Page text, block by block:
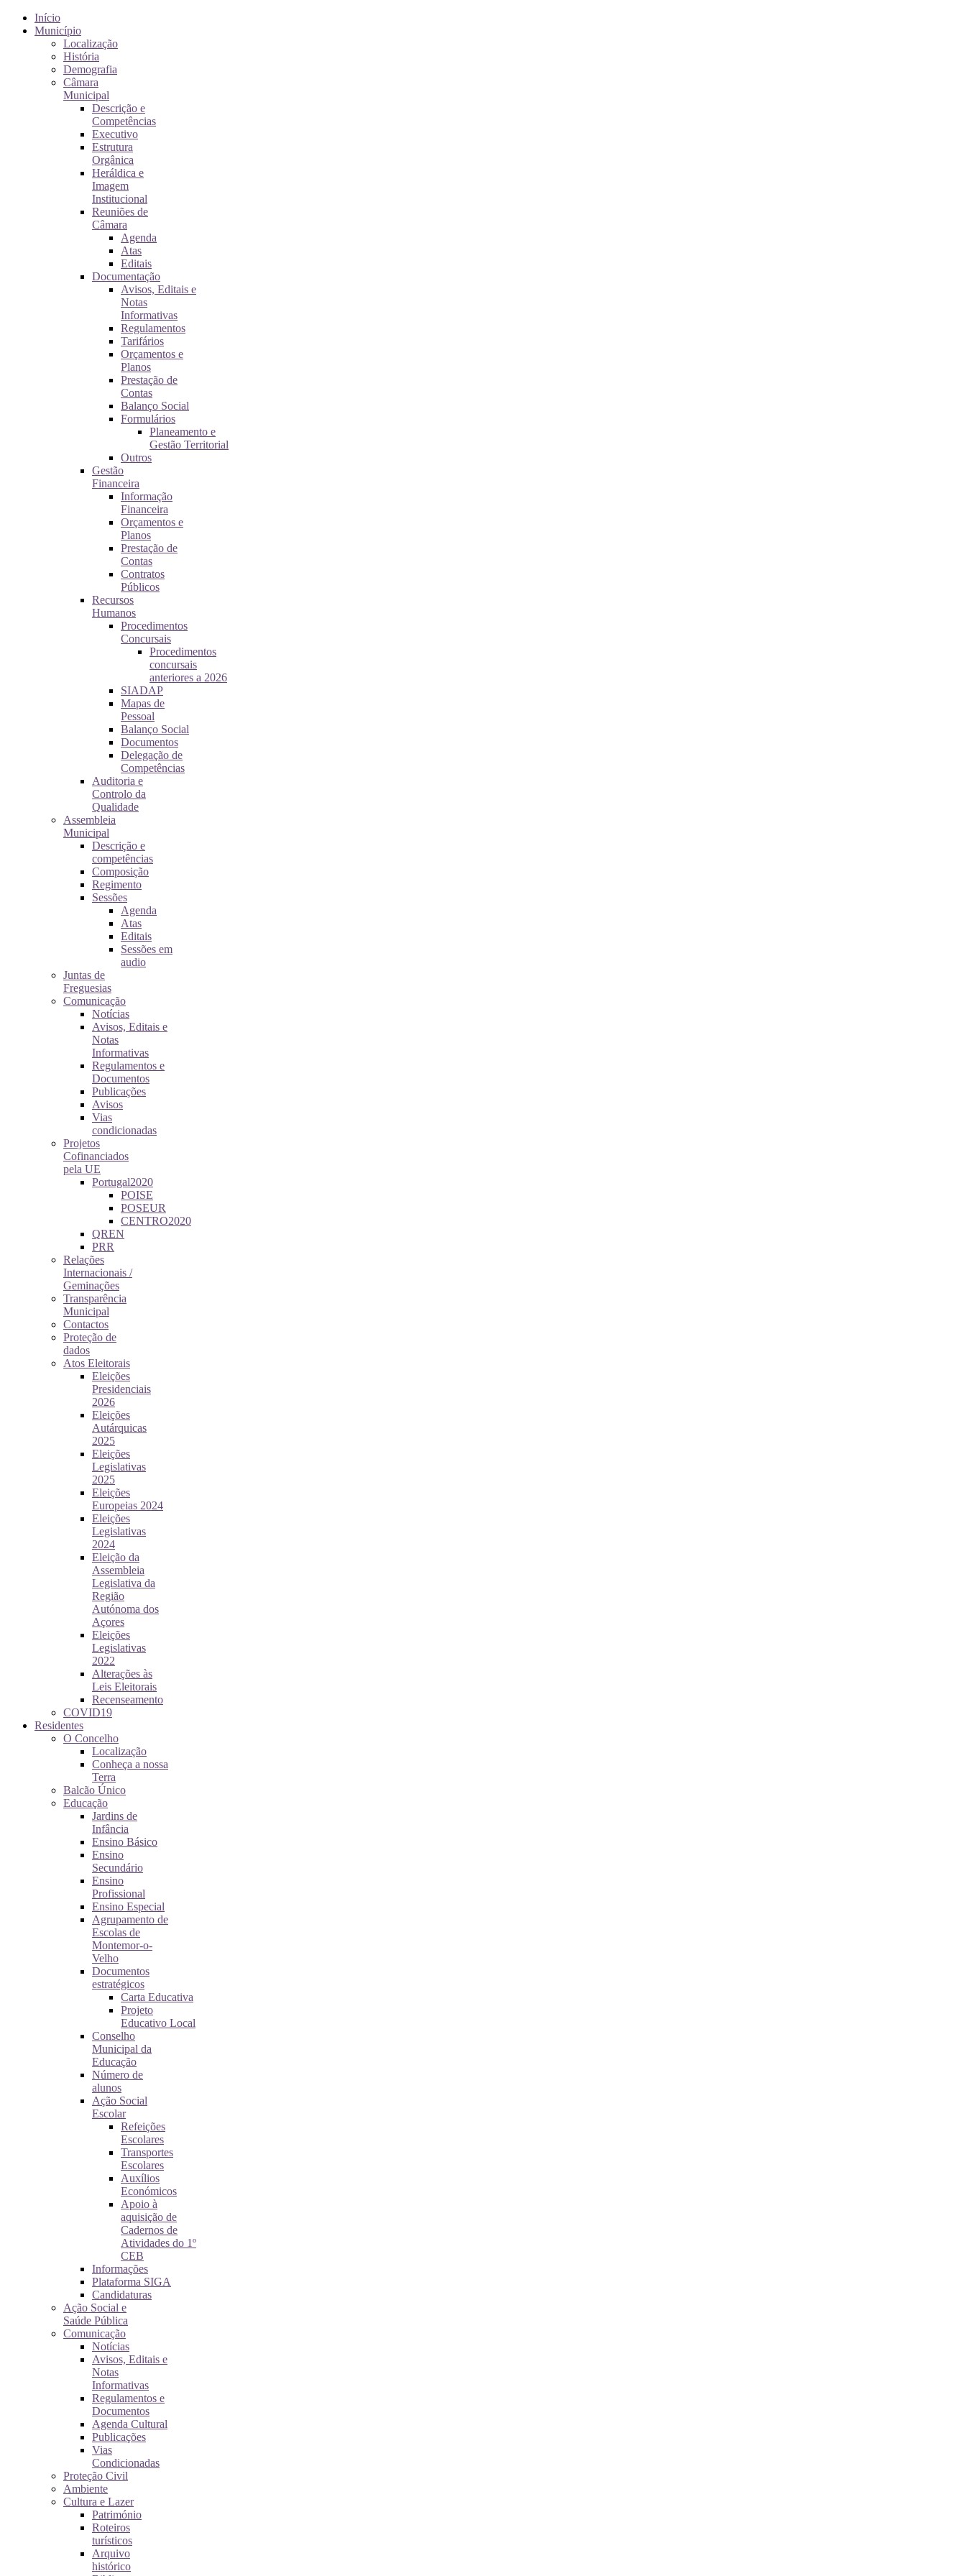
Início
Município
Localização
História
Demografia
Câmara
Municipal
Descrição e
Competências
Executivo
Estrutura
Orgânica
Heráldica e
Imagem
Institucional
Reuniões de
Câmara
Agenda
Atas
Editais
Documentação
Avisos, Editais e
Notas
Informativas
Regulamentos
Tarifários
Orçamentos e
Planos
Prestação de
Contas
Balanço Social
Formulários
Planeamento e
Gestão Territorial
Outros
Gestão
Financeira
Informação
Financeira
Orçamentos e
Planos
Prestação de
Contas
Contratos
Públicos
Recursos
Humanos
Procedimentos
Concursais
Procedimentos
concursais
anteriores a 2026
SIADAP
Mapas de
Pessoal
Balanço Social
Documentos
Delegação de
Competências
Auditoria e
Controlo da
Qualidade
Assembleia
Municipal
Descrição e
competências
Composição
Regimento
Sessões
Agenda
Atas
Editais
Sessões em
audio
Juntas de
Freguesias
Comunicação
Notícias
Avisos, Editais e
Notas
Informativas
Regulamentos e
Documentos
Publicações
Avisos
Vias
condicionadas
Projetos
Cofinanciados
pela UE
Portugal2020
POISE
POSEUR
CENTRO2020
QREN
PRR
Relações
Internacionais /
Geminações
Transparência
Municipal
Contactos
Proteção de
dados
Atos Eleitorais
Eleições
Presidenciais
2026
Eleições
Autárquicas
2025
Eleições
Legislativas
2025
Eleições
Europeias 2024
Eleições
Legislativas
2024
Eleição da
Assembleia
Legislativa da
Região
Autónoma dos
Açores
Eleições
Legislativas
2022
Alterações às
Leis Eleitorais
Recenseamento
COVID19
Residentes
O Concelho
Localização
Conheça a nossa
Terra
Balcão Único
Educação
Jardins de
Infância
Ensino Básico
Ensino
Secundário
Ensino
Profissional
Ensino Especial
Agrupamento de
Escolas de
Montemor-o-
Velho
Documentos
estratégicos
Carta Educativa
Projeto
Educativo Local
Conselho
Municipal da
Educação
Número de
alunos
Ação Social
Escolar
Refeições
Escolares
Transportes
Escolares
Auxílios
Económicos
Apoio à
aquisição de
Cadernos de
Atividades do 1º
CEB
Informações
Plataforma SIGA
Candidaturas
Ação Social e
Saúde Pública
Comunicação
Notícias
Avisos, Editais e
Notas
Informativas
Regulamentos e
Documentos
Agenda Cultural
Publicações
Vias
Condicionadas
Proteção Civil
Ambiente
Cultura e Lazer
Património
Roteiros
turísticos
Arquivo
histórico